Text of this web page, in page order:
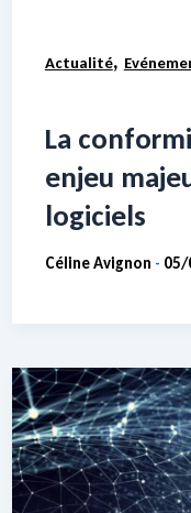
Actualité,
La
enjeu
logiciels
Céline Avignon - 05/